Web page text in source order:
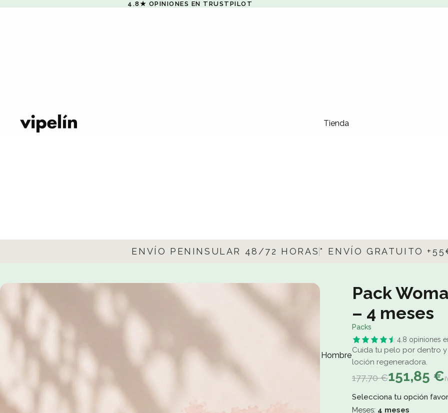
4.8★ OPINIONES EN TRUSTPILOT
Tienda
Hombre
ENVÍO PENINSULAR 48/72 HORAS * ENVÍO GRATUITO
Pack
– 4 meses
Packs
4.8 opiniones
Cuida tu pelo por dentro
loción regeneradora.
177,70 €151,85 €
Selecciona tu opción
Meses: 4 meses